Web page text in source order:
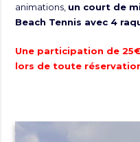
animations, un court de
Beach Tennis avec 4
Une participation de
lors de toute